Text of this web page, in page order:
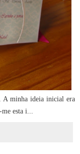
A minha ideia inicial era
esta i...